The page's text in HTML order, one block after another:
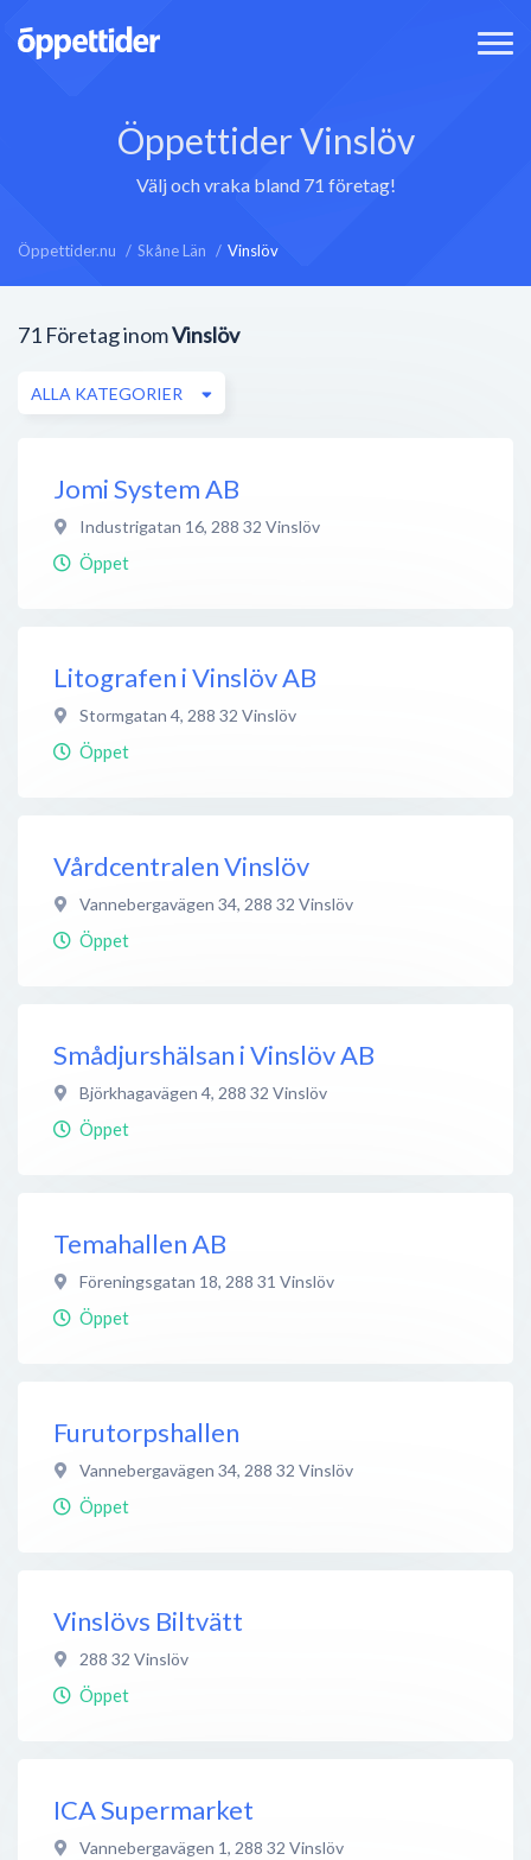
Öppettider Vinslöv
Välj och vraka bland 71 företag!
Öppettider.nu Skåne Län Vinslöv
71 Företag inomVinslöv
ALLA KATEGORIER
Jomi System AB
Industrigatan 16, 288 32 Vinslöv
Öppet
Litografen i Vinslöv AB
Stormgatan 4, 288 32 Vinslöv
Öppet
Vårdcentralen Vinslöv
Vannebergavägen 34, 288 32 Vinslöv
Öppet
Smådjurshälsan i Vinslöv AB
Björkhagavägen 4, 288 32 Vinslöv
Öppet
Temahallen AB
Föreningsgatan 18, 288 31 Vinslöv
Öppet
Furutorpshallen
Vannebergavägen 34, 288 32 Vinslöv
Öppet
Vinslövs Biltvätt
288 32 Vinslöv
Öppet
ICA Supermarket
Vannebergavägen 1, 288 32 Vinslöv